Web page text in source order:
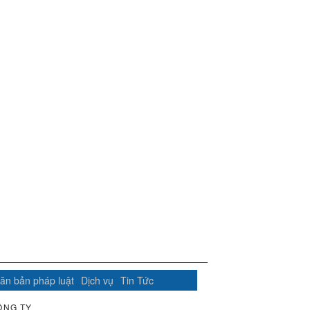
bản pháp luật Dịch vụ Tin Tức
TY